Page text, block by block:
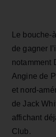
Le
de gagner
notamment
Angine de
et nord-
de Jack
affichant
Club.